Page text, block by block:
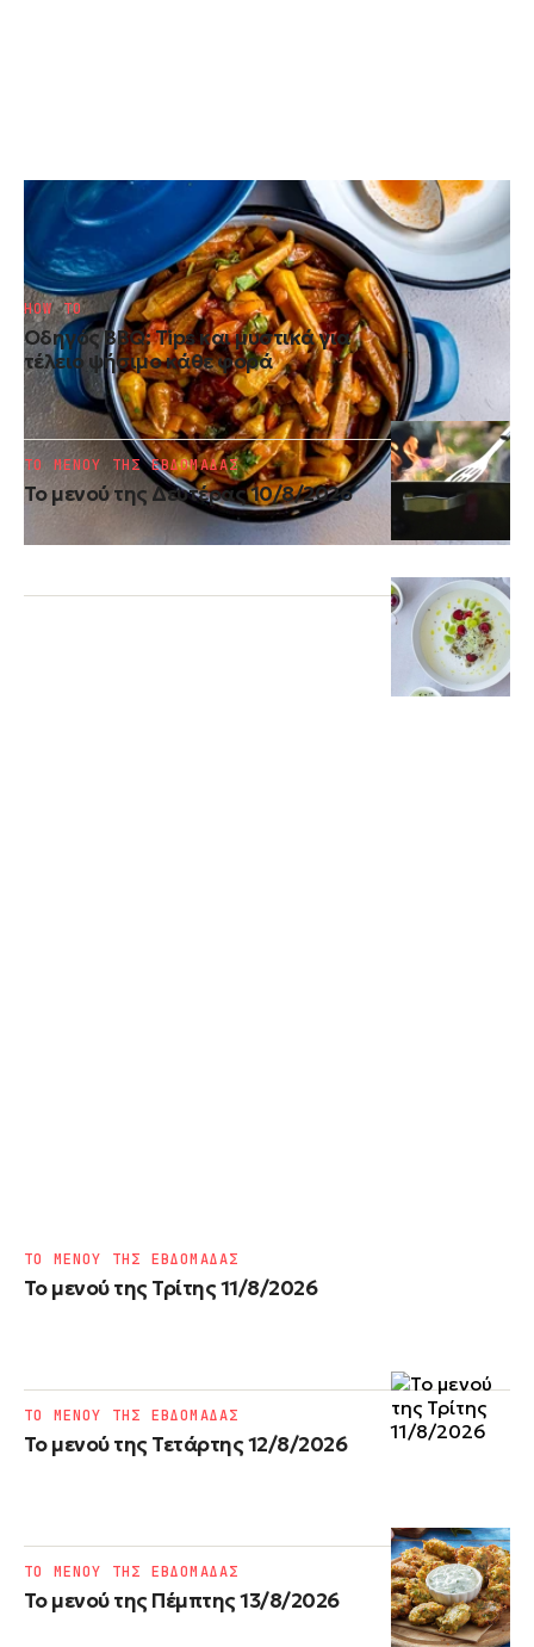
Το μενού της Δευτέρας 17/8/2026
ΤΟ ΜΕΝΟΥ ΤΗΣ ΕΒΔΟΜΑΔΑΣ
Οδηγός BBQ: Tips και μυστικά για
τέλειο ψήσιμο κάθε φορά
HOW TO
Το μενού της Δευτέρας 10/8/2026
ΤΟ ΜΕΝΟΥ ΤΗΣ ΕΒΔΟΜΑΔΑΣ
Το μενού της Τρίτης 11/8/2026
ΤΟ ΜΕΝΟΥ ΤΗΣ ΕΒΔΟΜΑΔΑΣ
Το μενού της Τετάρτης 12/8/2026
ΤΟ ΜΕΝΟΥ ΤΗΣ ΕΒΔΟΜΑΔΑΣ
Το μενού της Πέμπτης 13/8/2026
ΤΟ ΜΕΝΟΥ ΤΗΣ ΕΒΔΟΜΑΔΑΣ